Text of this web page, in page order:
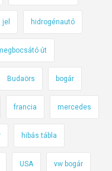
hidrogénautó
út
Budaörs bogár
francia mercedes
hibás tábla
USA vw bogár